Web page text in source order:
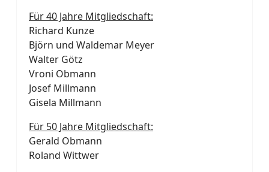
Für 40 Jahre Mitgliedschaft:
Richard Kunze
Björn und Waldemar Meyer
Walter Götz
Vroni Obmann
Josef Millmann
Gisela Millmann
Für 50 Jahre Mitgliedschaft:
Gerald Obmann
Roland Wittwer